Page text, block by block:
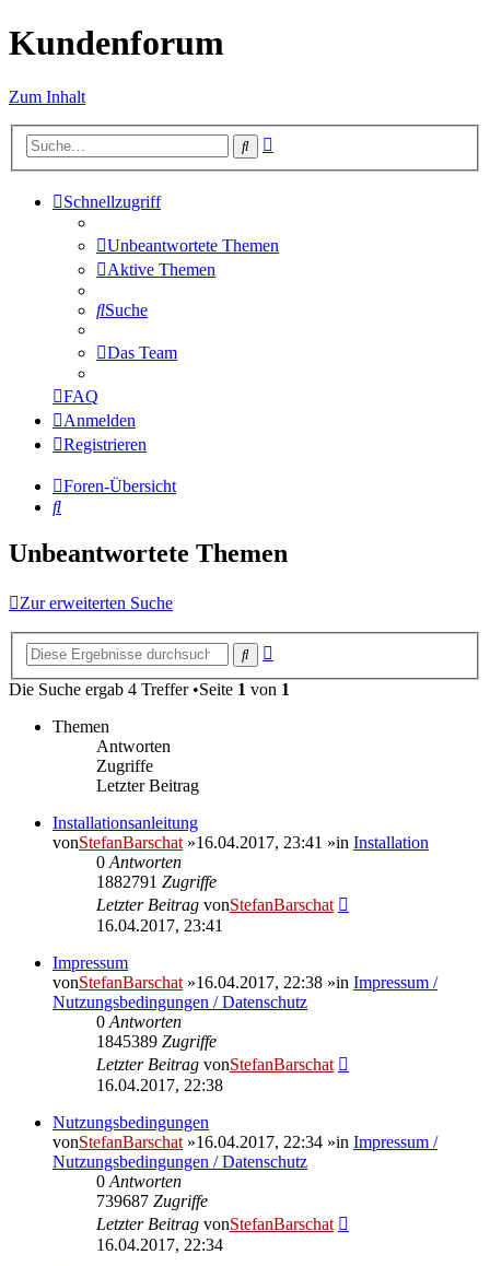
Kundenforum
Zum Inhalt
Suche
Schnellzugriff
Unbeantwortete Themen
Aktive Themen
Suche
Das Team
FAQ
Anmelden
Registrieren
Foren-Übersicht
Suche
Unbeantwortete Themen
Zur erweiterten Suche
Suche
Die Suche ergab 4 Treffer •Seite 1 von 1
Themen
Antworten
Zugriffe
Letzter Beitrag
Installationsanleitung
vonStefanBarschat »16.04.2017, 23:41 »in Installation
0 Antworten
1882791 Zugriffe
Letzter Beitrag vonStefanBarschat
16.04.2017, 23:41
Impressum
vonStefanBarschat »16.04.2017, 22:38 »in Impressum /
Nutzungsbedingungen / Datenschutz
0 Antworten
1845389 Zugriffe
Letzter Beitrag vonStefanBarschat
16.04.2017, 22:38
Nutzungsbedingungen
vonStefanBarschat »16.04.2017, 22:34 »in Impressum /
Nutzungsbedingungen / Datenschutz
0 Antworten
739687 Zugriffe
Letzter Beitrag vonStefanBarschat
16.04.2017, 22:34